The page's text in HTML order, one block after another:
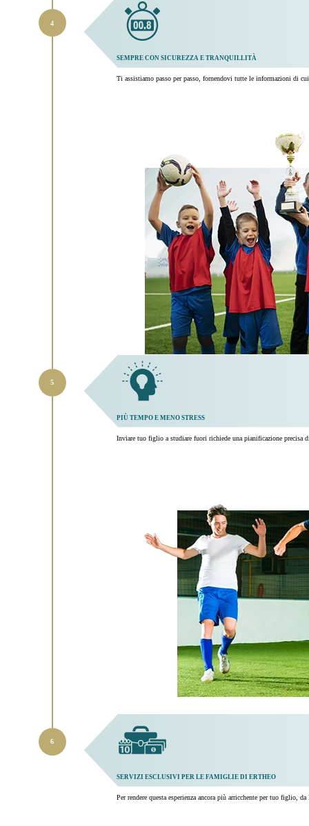
SEMPRE CON SICUREZZA E TRANQUILLITÀ
Ti assistiamo passo per passo, fornendovi tutte le informazioni di
PIÙ TEMPO E MENO STRESS
Inviare tuo figlio a studiare fuori richiede una pianificazione precisa
SERVIZI ESCLUSIVI PER LE FAMIGLIE DI ERTHEO
Per rendere questa esperienza ancora più arricchente per tuo figlio,